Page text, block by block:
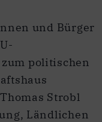
und Bürger
politischen
Strobl
Ländlichen